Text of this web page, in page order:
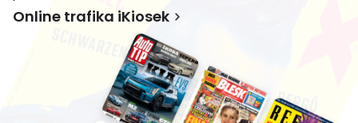
Online trafika iKiosek